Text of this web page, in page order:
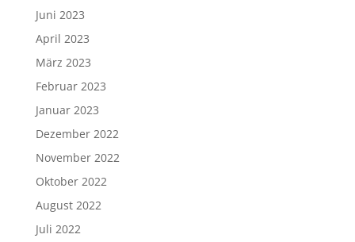
Juni 2023
April 2023
März 2023
Februar 2023
Januar 2023
Dezember 2022
November 2022
Oktober 2022
August 2022
Juli 2022